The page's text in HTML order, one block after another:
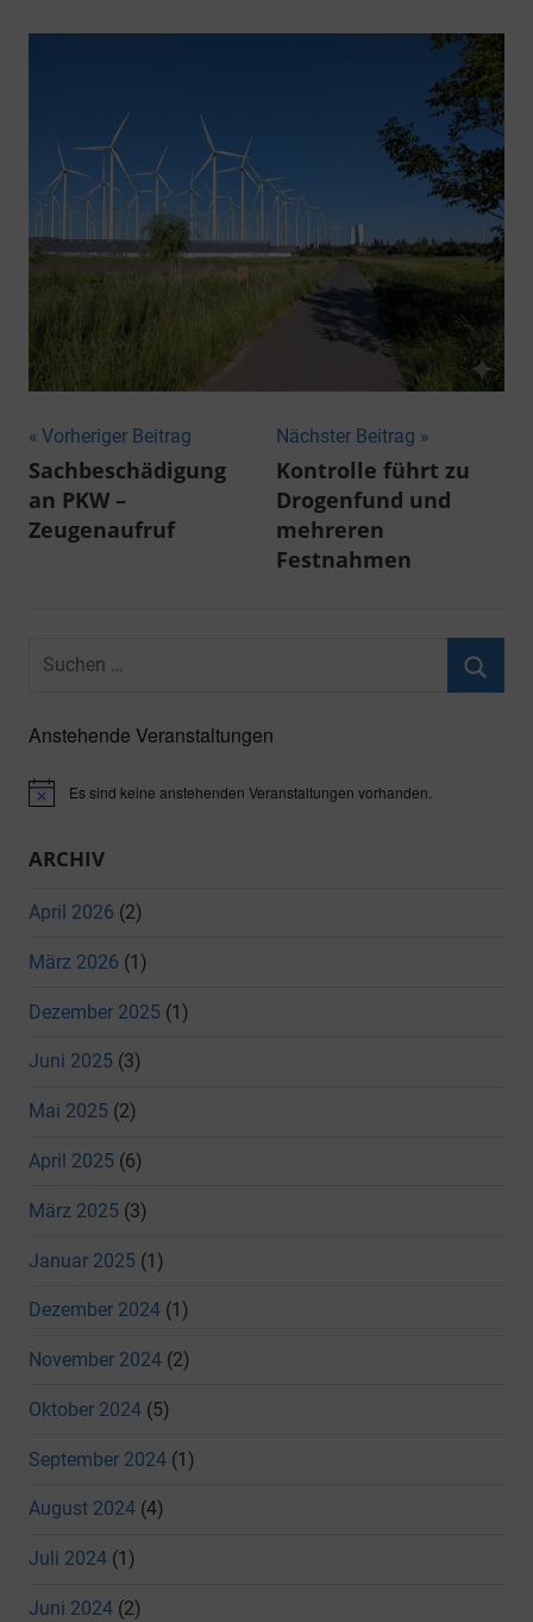
Beitragsnavigation
Vorheriger Beitrag
Sachbeschädigung
an PKW –
Zeugenaufruf
Nächster Beitrag
Kontrolle führt zu
Drogenfund und
mehreren
Festnahmen
Suchen
Anstehende Veranstaltungen
HinweisEs sind keine anstehenden Veranstaltungen vorhanden.
ARCHIV
April 2026 (2)
März 2026 (1)
Dezember 2025 (1)
Juni 2025 (3)
Mai 2025 (2)
April 2025 (6)
März 2025 (3)
Januar 2025 (1)
Dezember 2024 (1)
November 2024 (2)
Oktober 2024 (5)
September 2024 (1)
August 2024 (4)
Juli 2024 (1)
Juni 2024 (2)